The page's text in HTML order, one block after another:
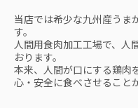
当店では希少な九州産うま
す。
人間用食肉加工工場で、人
おります。
本来、人間が口にする鶏肉
心・安全に食べさせること